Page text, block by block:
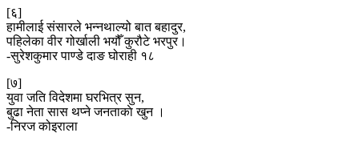
[६]
हामीलाई संसारले भन्नथाल्यो बात बहादुर,
पहिलेका वीर गोर्खाली भयौँ कुरौटे भरपुर।
-सुरेशकुमार पाण्डे दाङ घोराही १८
[७]
युवा जति विदेशमा घरभित्र सुन,
बुढा नेता सास थप्ने जनताकाे खुन ।
-निरज कोइराला